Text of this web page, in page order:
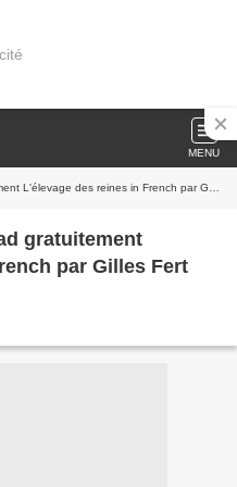
MENU
des reines in French par Gilles Fert
gratuitement
des reines in French par Gilles Fert